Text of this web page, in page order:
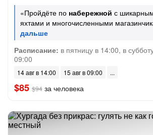
«Пройдёте по набережной с
яхтами и многочисленными
Расписание: в пятницу в 14:00, в
09:00
14 авг в 14:00 15 авг в 09:00
$85 $94 за человека